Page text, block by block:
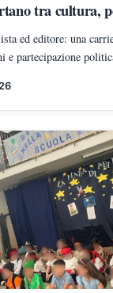
tra cultura,
ed editore: una
e partecipazione